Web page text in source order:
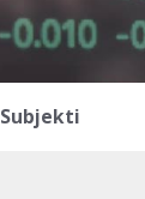
Subjekti